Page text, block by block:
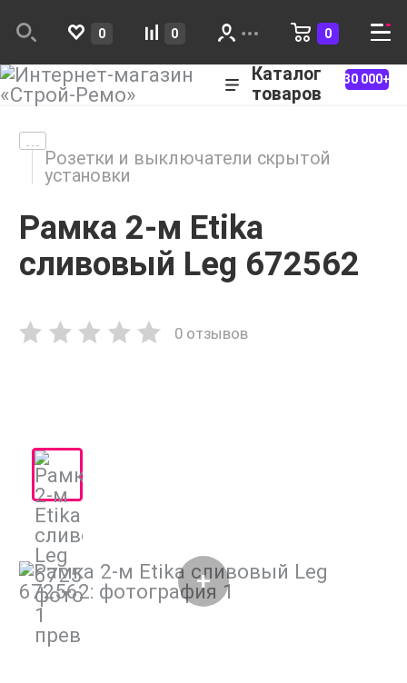
0 0 0
Каталог
товаров
30 000+
Розетки и выключатели скрытой
установки
Рамка 2-м Etika
сливовый Leg 672562
0 отзывов